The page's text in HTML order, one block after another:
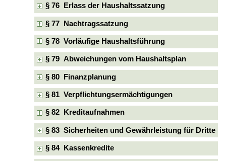
§ 76 Erlass der Haushaltssatzung
§ 77 Nachtragssatzung
§ 78 Vorläufige Haushaltsführung
§ 79 Abweichungen vom Haushaltsplan
§ 80 Finanzplanung
§ 81 Verpflichtungsermächtigungen
§ 82 Kreditaufnahmen
§ 83 Sicherheiten und Gewährleistung für Dritte
§ 84 Kassenkredite